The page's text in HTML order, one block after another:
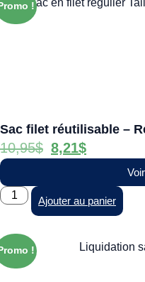
!
Sac filet réutilisable –
10,95$ 8,21$
Ajouter au panier
!